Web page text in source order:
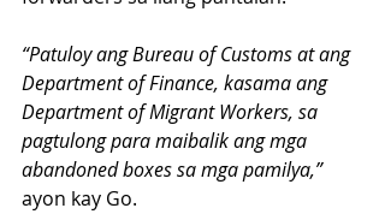
“Patuloy ang Bureau of Customs at ang
Department of Finance, kasama ang
Department of Migrant Workers, sa
pagtulong para maibalik ang mga
abandoned boxes sa mga pamilya,”
ayon kay Go.